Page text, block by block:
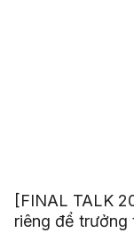
[FINAL TALK
riêng để trưởng